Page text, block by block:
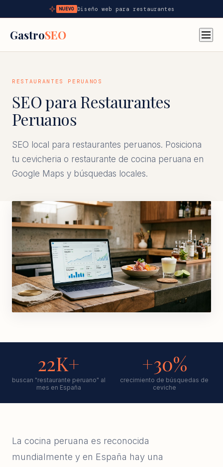
NUEVO Diseño web para restaurantes
GastroSEO
RESTAURANTES PERUANOS
SEO para Restaurantes
Peruanos
SEO local para restaurantes peruanos. Posiciona
tu cevicheria o restaurante de cocina peruana en
Google Maps y búsquedas locales.
22K+
buscan "restaurante peruano" al
mes en España
+30%
crecimiento de búsquedas de
ceviche
La cocina peruana es reconocida
mundialmente y en España hay una